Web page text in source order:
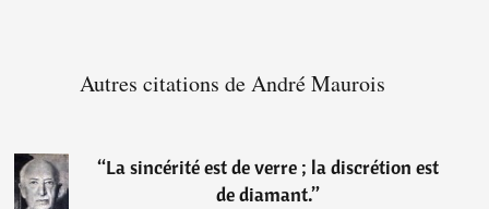
Autres citations de André Maurois
“La sincérité est de verre ; la discrétion est
de diamant.”